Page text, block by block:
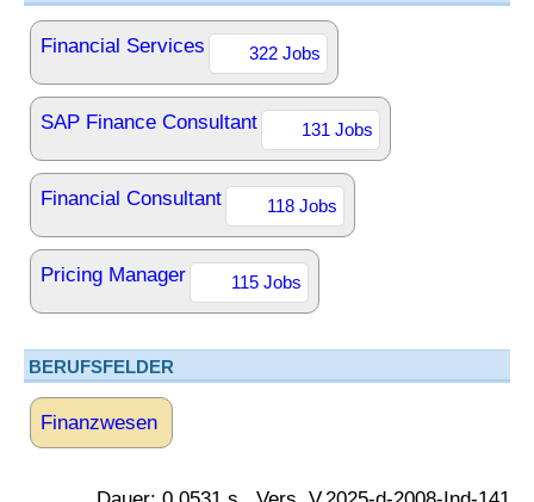
Financial Services 322 Jobs
SAP Finance Consultant 131 Jobs
Financial Consultant 118 Jobs
Pricing Manager 115 Jobs
BERUFSFELDER
Finanzwesen